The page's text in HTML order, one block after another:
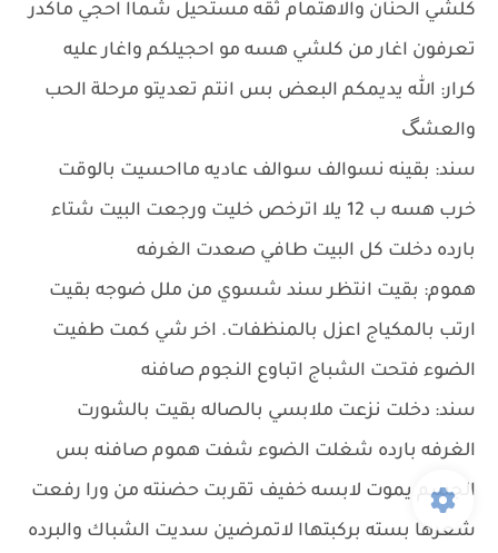
كلشي الحنان والاهتمام ثقه مستحيل شماا احجي ماكدر
تعرفون اغار من كلشي هسه مو احجيلكم واغار عليه
كرار: الله يديمكم البعض بس انتم تعديتو مرحلة الحب
والعشگ
سند: بقينه نسوالف سوالف عاديه مااحسيت بالوقت
خرب هسه ب 12 يلا اترخص خليت ورجعت البيت شتاء
بارده دخلت كل البيت طافي صعدت الغرفه
هموم: بقيت انتظر سند شسوي من ملل ضوجه بقيت
ارتب بالمكياج اعزل بالمنظفات. اخر شي كمت طفيت
الضوء فتحت الشباج اتباوع النجوم صافنه
سند: دخلت نزعت ملابسي بالصاله بقيت بالشورت
الغرفه بارده شغلت الضوء شفت هموم صافنه بس
الجسم يموت لابسه خفيف تقربت حضنته من ورا رفعت
شعرها بسته بركبتهاا لاتمرضين سديت الشباك والبرده